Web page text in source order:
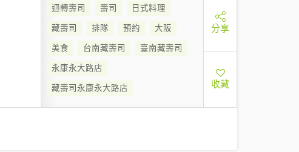
迴轉壽司 壽司
日式料理
藏壽司
排隊 預約
大阪
美食
台南藏壽司
臺南藏壽司
永康永大路店
藏壽司永康永大路店
分享
收藏